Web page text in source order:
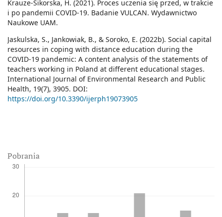
Pobrania
Krauze-Sikorska, H. (2021). Proces uczenia się przed, w trakcie
i po pandemii COVID-19. Badanie VULCAN. Wydawnictwo
Naukowe UAM.
Jaskulska, S., Jankowiak, B., & Soroko, E. (2022b). Social capital
resources in coping with distance education during the
COVID-19 pandemic: A content analysis of the statements of
teachers working in Poland at different educational stages.
International Journal of Environmental Research and Public
Health, 19(7), 3905. DOI:
https://doi.org/10.3390/ijerph19073905